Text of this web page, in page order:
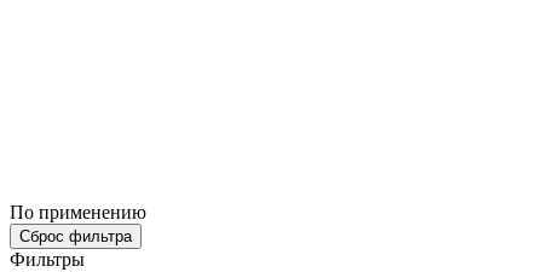
По применению
Сброс фильтра
Фильтры